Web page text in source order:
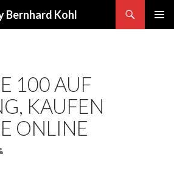
Bernhard Kohl
100 AUF
KAUFEN
ONLINE